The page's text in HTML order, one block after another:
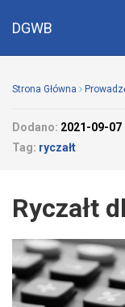
DGWB
Strona Główna
Dodano: 2021-09-07
Tag: ryczałt
Ryczałt